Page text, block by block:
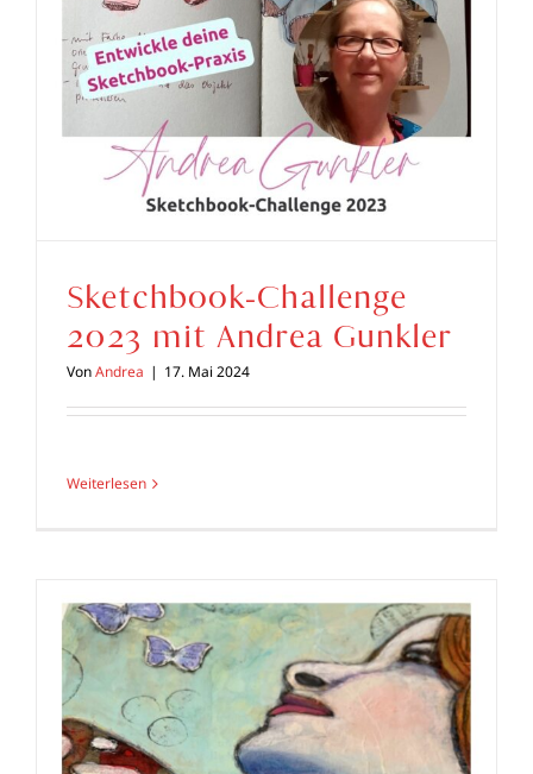
Sketchbook-Challenge
2023 mit Andrea Gunkler
VonAndrea | 17. Mai 2024
Weiterlesen